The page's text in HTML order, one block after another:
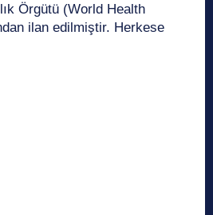
Örgütü (World Health
ilan edilmiştir. Herkese